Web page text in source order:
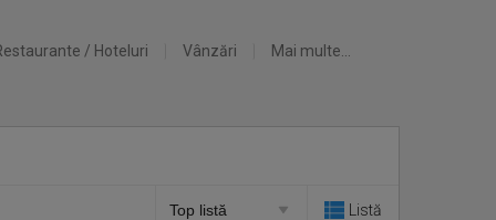
/ Hoteluri Vânzări Mai multe...
Listă